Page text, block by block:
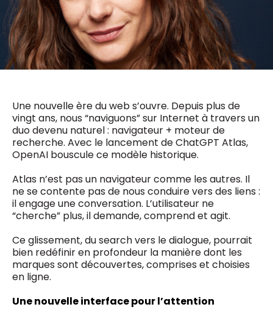
Une nouvelle ère du web s’ouvre. Depuis plus de
vingt ans, nous “naviguons” sur Internet à travers un
duo devenu naturel : navigateur + moteur de
recherche. Avec le lancement de ChatGPT Atlas,
OpenAI bouscule ce modèle historique.
Atlas n’est pas un navigateur comme les autres. Il
ne se contente pas de nous conduire vers des liens :
il engage une conversation. L’utilisateur ne
“cherche” plus, il demande, comprend et agit.
Ce glissement, du search vers le dialogue, pourrait
bien redéfinir en profondeur la manière dont les
marques sont découvertes, comprises et choisies
en ligne.
Une nouvelle interface pour l’attention
0498 88 64 89
f.bouchar@mm.be
Chief Editor
Griet Byl
Chief Editor
Damien Lemaire
0477 37 31 65
d.lemaire@mm.be
VALIDER
NOTRE CONTENU DIGITAL :
5 x week
MM e - News
1 x week
MM Brunch
1 x week
MM Tech
10 x year
MM Best of
Research
4 x year
MM Magazine
(digital)
Des questions ?